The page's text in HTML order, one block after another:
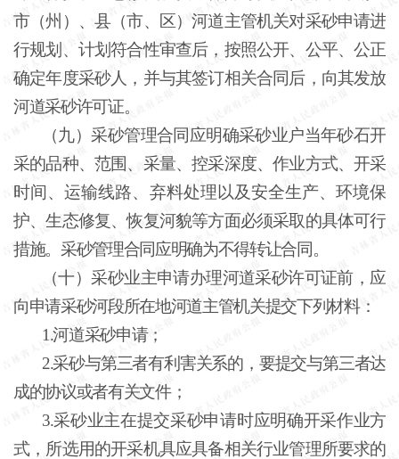
市（州）、县（市、区）河道主管机关对采砂申请进
行规划、计划符合性审查后，按照公开、公平、公正
确定年度采砂人，并与其签订相关合同后，向其发放
河道采砂许可证。
（九）采砂管理合同应明确采砂业户当年砂石开
采的品种、范围、采量、控采深度、作业方式、开采
时间、运输线路、弃料处理以及安全生产、环境保
护、生态修复、恢复河貌等方面必须采取的具体可行
措施。采砂管理合同应明确为不得转让合同。
（十）采砂业主申请办理河道采砂许可证前，应
向申请采砂河段所在地河道主管机关提交下列材料：
1.河道采砂申请；
2.采砂与第三者有利害关系的，要提交与第三者达
成的协议或者有关文件；
3.采砂业主在提交采砂申请时应明确开采作业方
式，所选用的开采机具应具备相关行业管理所要求的